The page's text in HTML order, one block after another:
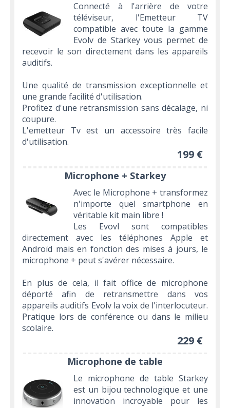
Connecté à l'arrière de votre
téléviseur, l'Emetteur TV
compatible avec toute la gamme
Evolv de Starkey vous permet de
recevoir le son directement dans les appareils
auditifs.
Une qualité de transmission exceptionnelle et
une grande facilité d'utilisation.
Profitez d'une retransmission sans décalage, ni
coupure.
L'emetteur Tv est un accessoire très facile
d'utilisation.
199 €
Microphone + Starkey
Avec le Microphone + transformez
n'importe quel smartphone en
véritable kit main libre !
Les Evovl sont compatibles
directement avec les téléphones Apple et
Androïd mais en fonction des mises à jours, le
microphone + peut s'avérer nécessaire.
En plus de cela, il fait office de microphone
déporté afin de retransmettre dans vos
appareils auditifs Evolv la voix de l'interlocuteur.
Pratique lors de conférence ou dans le milieu
scolaire.
229 €
Microphone de table
Le microphone de table Starkey
est un bijou technologique et une
innovation incroyable pour les